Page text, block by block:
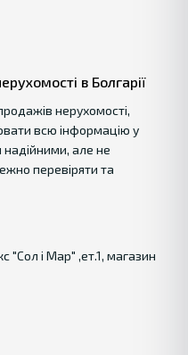
якісним
Площа
тим, хто шукає
міського
вартості.
в Болгарії
нерухомості,
всю інформацію у
але не
перевіряти та
"Сол і Мар" ,ет.1, магазин